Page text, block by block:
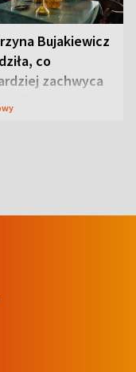
Bujakiewicz
co
zachwyca